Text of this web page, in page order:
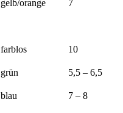
gelb/orange 7
farblos 10
grün 5,5 – 6,5
blau 7 – 8